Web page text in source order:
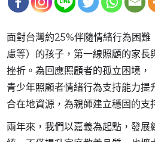
面對台灣約25%伴隨情緒行為困
慮等）的孩子，第一線照顧的家長
挫折。為回應照顧者的孤立困境
青少年照顧者情緒行為支持能力提
合在地資源，為親師建立穩固的支
兩年來，我們以嘉義為起點，發展